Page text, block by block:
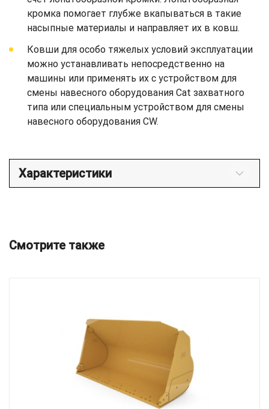
кромка помогает глубже вкапываться в такие
насыпные материалы и направляет их в ковш.
Ковши для особо тяжелых условий эксплуатации
можно устанавливать непосредственно на
машины или применять их с устройством для
смены навесного оборудования Cat захватного
типа или специальным устройством для смены
навесного оборудования CW.
Характеристики
Смотрите также